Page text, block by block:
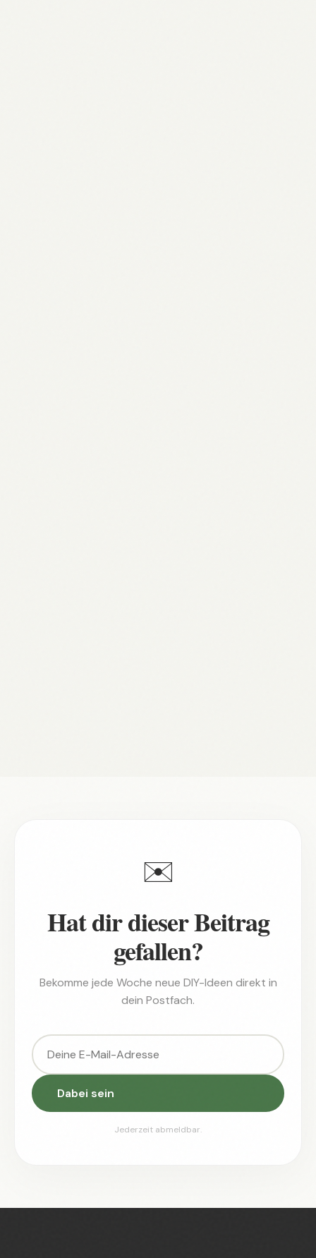
✉️
Hat dir dieser Beitrag
gefallen?
Bekomme jede Woche neue DIY-Ideen direkt in
dein Postfach.
Dabei sein
Jederzeit abmeldbar.